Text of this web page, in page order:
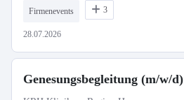
Firmenevents 3
28.07.2026
Genesungsbegleitung (m/w/d)